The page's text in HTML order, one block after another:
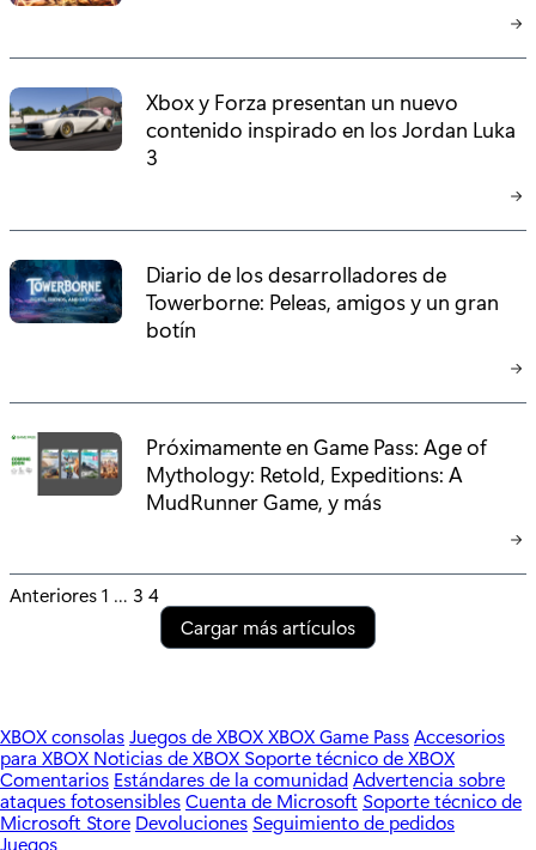
Xbox y Forza presentan un nuevo
contenido inspirado en los Jordan Luka
3
Diario de los desarrolladores de
Towerborne: Peleas, amigos y un gran
botín
Próximamente en Game Pass: Age of
Mythology: Retold, Expeditions: A
MudRunner Game, y más
P
t
s
p
Anteriores1 … 3 4
Cargar más artículos
XBOX consolasJuegos de XBOXXBOX Game PassAccesorios
para XBOX Noticias de XBOX Soporte técnico de XBOX
Comentarios Estándares de la comunidadAdvertencia sobre
ataques fotosensiblesCuenta de Microsoft Soporte técnico de
Microsoft Store Devoluciones Seguimiento de pedidos
Juegos